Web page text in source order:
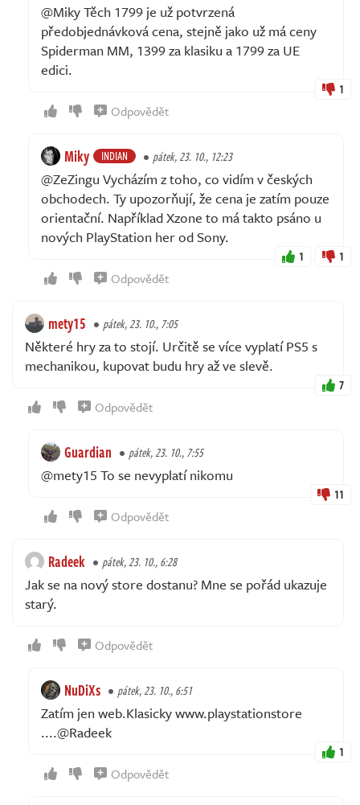
@Miky Těch 1799 je už potvrzená
předobjednávková cena, stejně jako už má ceny
Spiderman MM, 1399 za klasiku a 1799 za UE
edici.
1
Odpovědět
Miky INDIAN pátek, 23. 10., 12:23
@ZeZingu Vycházím z toho, co vidím v českých
obchodech. Ty upozorňují, že cena je zatím pouze
orientační. Například Xzone to má takto psáno u
nových PlayStation her od Sony.
1 1
Odpovědět
mety15 pátek, 23. 10., 7:05
Některé hry za to stojí. Určitě se více vyplatí PS5 s
mechanikou, kupovat budu hry až ve slevě.
7
Odpovědět
Guardian pátek, 23. 10., 7:55
@mety15 To se nevyplatí nikomu
11
Odpovědět
Radeek pátek, 23. 10., 6:28
Jak se na nový store dostanu? Mne se pořád ukazuje
starý.
Odpovědět
NuDiXs pátek, 23. 10., 6:51
Zatím jen web.Klasicky www.playstationstore
....@Radeek
1
Odpovědět